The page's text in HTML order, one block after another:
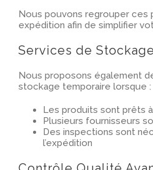
Nous pouvons regrouper ces
expédition afin de simplifier
Services de
Nous proposons également
stockage temporaire lorsque :
Les produits sont prêts
Plusieurs fournisseurs
Des inspections sont
l’expédition